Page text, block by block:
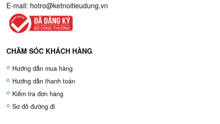
E-mail: hotro@ketnoitieudung.vn
CHĂM SÓC KHÁCH HÀNG
Hướng dẫn mua hàng
Hướng dẫn thanh toán
Kiểm tra đơn hàng
Sơ đồ đường đi